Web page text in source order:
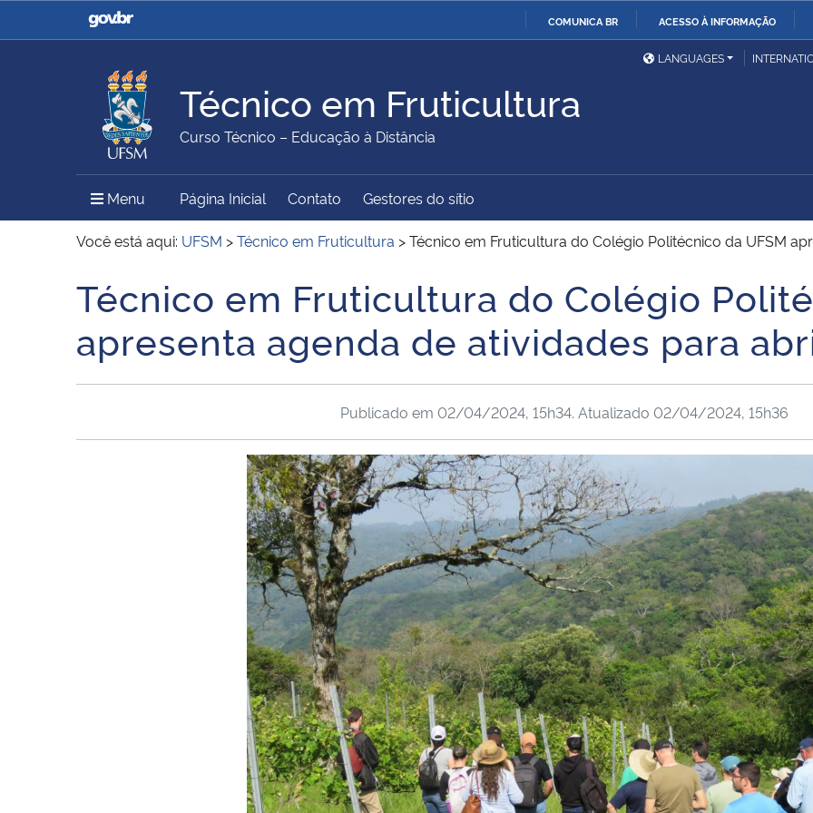
COMUNICA BR ACESSO À INFORMAÇÃO
Casa Civil
Ministério da Justiça e
Ministério da Defesa
Ministério das Relações
Exteriores
Ministério da Agricultura,
Pecuária e Abastecimento
Ministério da Educação Ministério da Cidadania
Ministério do Meio Ambiente Ministério do Turismo
Ministério do
Desenvolvimento Regional
União
Secretaria de Governo
Gabinete de Segurança
Institucional
Advocacia-Geral da União Banco Central do Brasil
LANGUAGES
Técnico em Fruticultura
Curso Técnico – Educação à Distância
Menu Menu Principal do Sítio
Página Inicial Contato Gestores do sítio
Você está aqui: UFSM >Técnico em Fruticultura >Técnico em Fruticultura do Colégio Politécnico da UFSM
Início do conteúdo
Técnico em Fruticultura do Colégio
apresenta agenda de atividades para
Publicado em 02/04/2024, 15h34. Atualizado 02/04/2024, 15h36